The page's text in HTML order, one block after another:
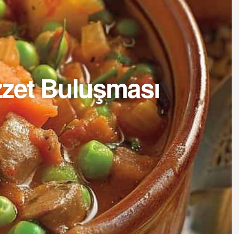
Buluşması